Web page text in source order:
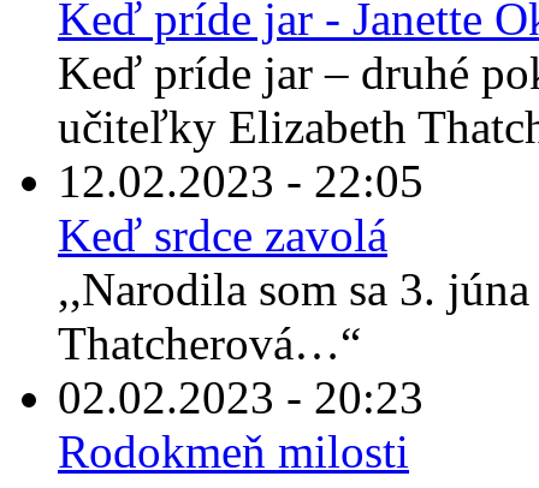
Keď príde jar - Janette
Keď príde jar – druhé
učiteľky Elizabeth
12.02.2023 - 22:05
Keď srdce zavolá
,,Narodila som sa 3.
Thatcherová…“
02.02.2023 - 20:23
Rodokmeň milosti